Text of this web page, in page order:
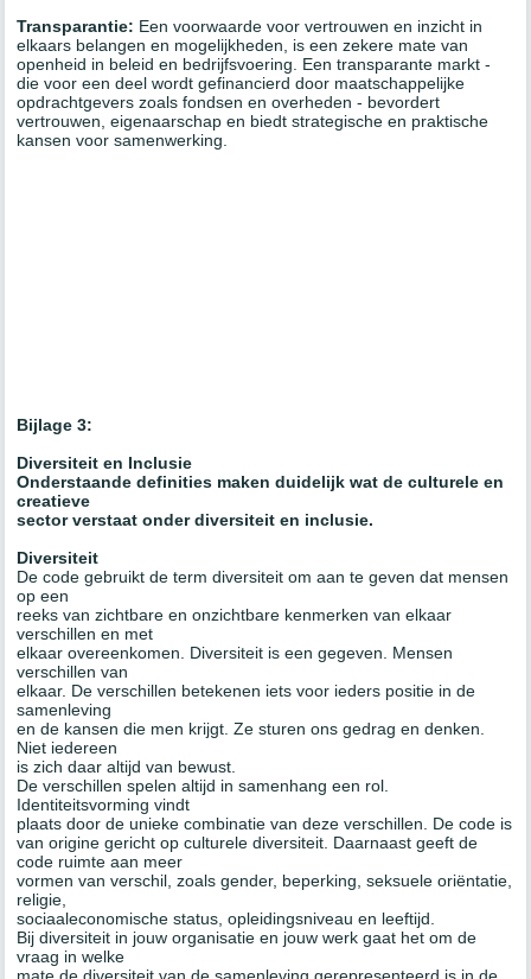
Transparantie: Een voorwaarde voor vertrouwen en inzicht in
elkaars belangen en mogelijkheden, is een zekere mate van
openheid in beleid en bedrijfsvoering. Een transparante markt -
die voor een deel wordt gefinancierd door maatschappelijke
opdrachtgevers zoals fondsen en overheden - bevordert
vertrouwen, eigenaarschap en biedt strategische en praktische
kansen voor samenwerking.
Bijlage 3:
Diversiteit en Inclusie
Onderstaande definities maken duidelijk wat de culturele en
creatieve
sector verstaat onder diversiteit en inclusie.
Diversiteit
De code gebruikt de term diversiteit om aan te geven dat mensen
op een
reeks van zichtbare en onzichtbare kenmerken van elkaar
verschillen en met
elkaar overeenkomen. Diversiteit is een gegeven. Mensen
verschillen van
elkaar. De verschillen betekenen iets voor ieders positie in de
samenleving
en de kansen die men krijgt. Ze sturen ons gedrag en denken.
Niet iedereen
is zich daar altijd van bewust.
De verschillen spelen altijd in samenhang een rol.
Identiteitsvorming vindt
plaats door de unieke combinatie van deze verschillen. De code is
van origine gericht op culturele diversiteit. Daarnaast geeft de
code ruimte aan meer
vormen van verschil, zoals gender, beperking, seksuele oriëntatie,
religie,
sociaaleconomische status, opleidingsniveau en leeftijd.
Bij diversiteit in jouw organisatie en jouw werk gaat het om de
vraag in welke